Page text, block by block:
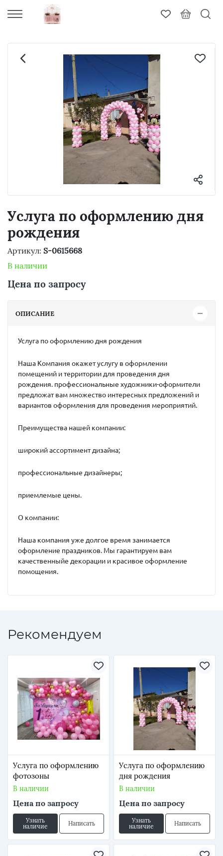
Услуга по оформлению дня
рождения
Артикул: S-0615668
В наличии
Цена по запросу
ОПИСАНИЕ
Услуга по оформлению дня рождения
Наша Компания окажет услугу в оформлении
помещений и территории для проведения дня
рождения. профессиональные художники-оформители
предложат вам множество интересных предложений и
вариантов оформления для проведения мероприятий.
Преимущества нашей компании:
широкий ассортимент дизайна;
профессиональные дизайнеры;
приемлемые цены.
О компании:
Наша компания уже долгое время занимается
оформление праздников. Мы гарантируем вам
качественныйе декорации и красивое оформление
помощения.
Рекомендуем
Услуга по оформлению
фотозоны
В наличии
Цена по запросу
Узнать
наличие
Написать
Услуга по оформлению
дня рождения
В наличии
Цена по запросу
Узнать
наличие
Написать